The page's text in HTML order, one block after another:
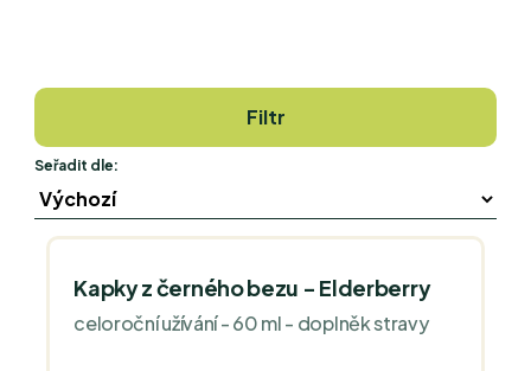
Filtr
Seřadit dle:
Kapky z černého bezu - Elderberry
celoroční užívání - 60 ml - doplněk stravy